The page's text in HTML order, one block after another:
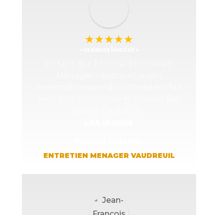
★★★★★
ENTRETIEN MENAGER VAUDREUIL